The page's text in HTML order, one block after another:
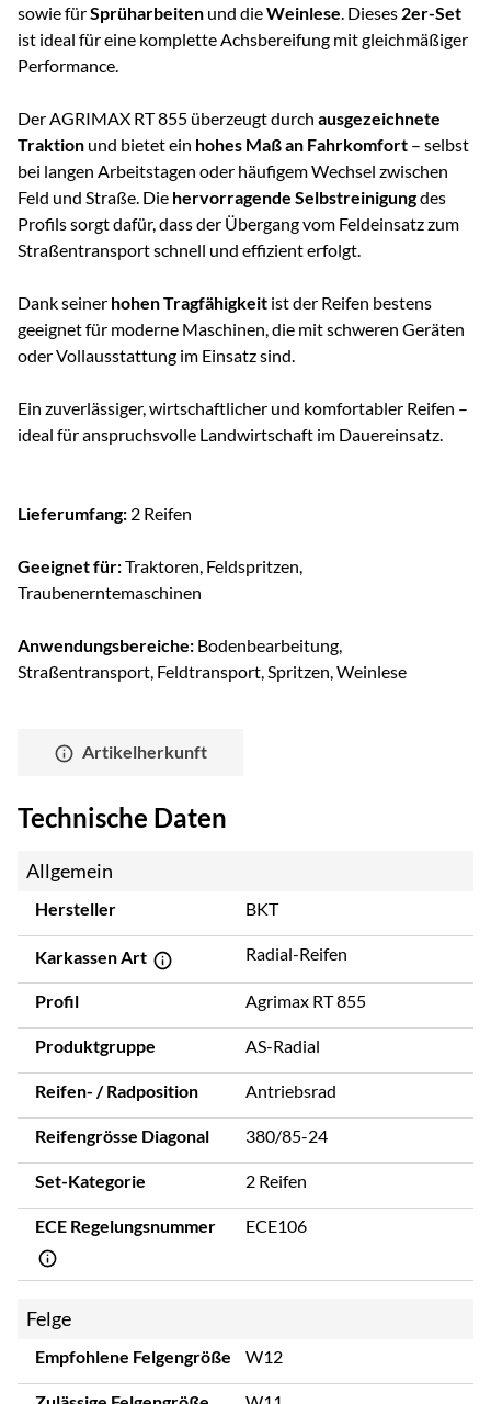
sowie fürSprüharbeiten und dieWeinlese . Dieses 2er-Set
ist ideal für eine komplette Achsbereifung mit gleichmäßiger
Performance.
Der AGRIMAX RT 855 überzeugt durch ausgezeichnete
Traktion und bietet ein hohes Maß an Fahrkomfort – selbst
bei langen Arbeitstagen oder häufigem Wechsel zwischen
Feld und Straße. Die hervorragende Selbstreinigungdes
Profils sorgt dafür, dass der Übergang vom Feldeinsatz zum
Straßentransport schnell und effizient erfolgt.
Dank seiner hohen Tragfähigkeit ist der Reifen bestens
geeignet für moderne Maschinen, die mit schweren Geräten
oder Vollausstattung im Einsatz sind.
Ein zuverlässiger, wirtschaftlicher und komfortabler Reifen –
ideal für anspruchsvolle Landwirtschaft im Dauereinsatz.
Lieferumfang: 2 Reifen
Geeignet für:Traktoren, Feldspritzen,
Traubenerntemaschinen
Anwendungsbereiche: Bodenbearbeitung,
Straßentransport, Feldtransport, Spritzen, Weinlese
Artikelherkunft
Technische Daten
Allgemein
Hersteller BKT
Karkassen Art Radial-Reifen
Profil Agrimax RT 855
Produktgruppe AS-Radial
Reifen- / Radposition Antriebsrad
Reifengrösse Diagonal 380/85-24
Set-Kategorie 2 Reifen
ECE Regelungsnummer ECE106
Felge
Empfohlene Felgengröße W12